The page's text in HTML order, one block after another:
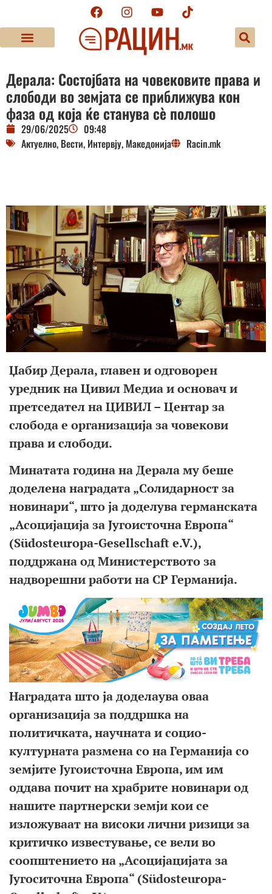
Дерала: Состојбата на човековите права и
слободи во земјата се приближува кон
фаза од која ќе станува сѐ полошо
29/06/2025
09:48
Актуелно, Вести, Интервју, Македонија Racin.mk
Џабир Дерала, главен и одговорен
уредник на Цивил Медиа и основач и
претседател на ЦИВИЛ – Центар за
слобода е организација за човекови
права и слободи.
Минатата година на Дерала му беше
доделена наградата „Солидарност за
новинари“, што ја доделува германската
„Асоцијација за Југоисточна Европа“
(Südosteuropa-Gesellschaft e.V.),
поддржана од Министерството за
надворешни работи на СР Германија.
Наградата што ја доделаува оваа
организација за поддршка на
политичката, научната и социо-
културната размена со на Германија со
земјите Југоисточна Европа, им им
оддава почит на храбрите новинари од
нашите партнерски земји кои се
изложуваат на високи лични ризици за
критичко известување, се вели во
соопштението на „Асоцијацијата за
Југоситочна Европа“ (Südosteuropa-